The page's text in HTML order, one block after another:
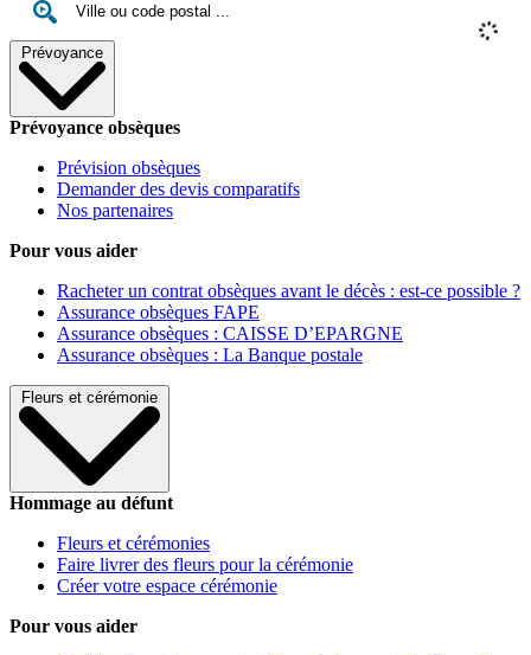
Prévoyance
Prévoyance obsèques
Prévision obsèques
Demander des devis comparatifs
Nos partenaires
Pour vous aider
Racheter un contrat obsèques avant le décès : est-ce possible ?
Assurance obsèques FAPE
Assurance obsèques : CAISSE D’EPARGNE
Assurance obsèques : La Banque postale
Fleurs et cérémonie
Hommage au défunt
Fleurs et cérémonies
Faire livrer des fleurs pour la cérémonie
Créer votre espace cérémonie
Pour vous aider